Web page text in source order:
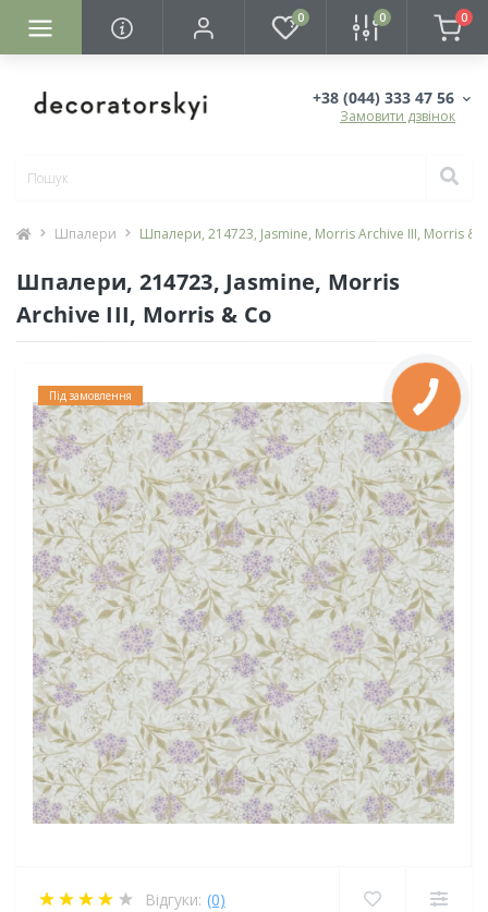
0 0 0
+38 (044) 333 47 56
Замовити дзвінок
Шпалери Шпалери, 214723, Jasmine, Morris Archive III, Morris &
Шпалери, 214723, Jasmine, Morris
Archive III, Morris & Co
Під замовлення
Відгуки: (0)